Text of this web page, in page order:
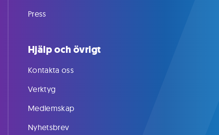
Press
Hjälp och övrigt
Kontakta oss
Verktyg
Medlemskap
Nyhetsbrev